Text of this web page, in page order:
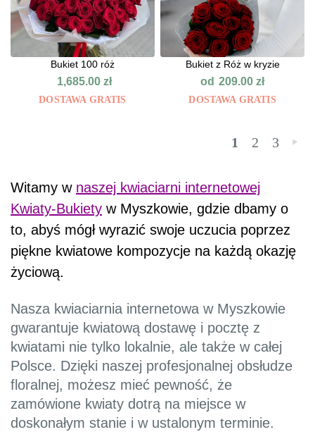
Bukiet 100 róż
1,685.00zł
DOSTAWA GRATIS
Bukiet z Róż w kryzie
od 209.00zł
DOSTAWA GRATIS
1 2 3 »
Witamy w naszej kwiaciarni internetowej
Kwiaty-Bukiety w Myszkowie, gdzie dbamy o
to, abyś mógł wyrazić swoje uczucia poprzez
piękne kwiatowe kompozycje na każdą okazję
życiową.
Nasza kwiaciarnia internetowa w Myszkowie
gwarantuje kwiatową dostawę i pocztę z
kwiatami nie tylko lokalnie, ale także w całej
Polsce. Dzięki naszej profesjonalnej obsłudze
floralnej, możesz mieć pewność, że
zamówione kwiaty dotrą na miejsce w
doskonałym stanie i w ustalonym terminie.